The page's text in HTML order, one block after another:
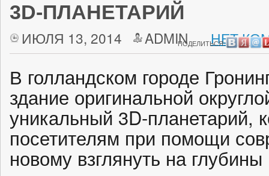
3D-ПЛАНЕТАРИЙ
ИЮЛЯ 13, 2014 ADMIN НЕТ
ПОДЕЛИТЬСЯ:
В голландском городе
здание оригинальной
уникальный 3D-планетарий,
посетителям при помощи
новому взглянуть на